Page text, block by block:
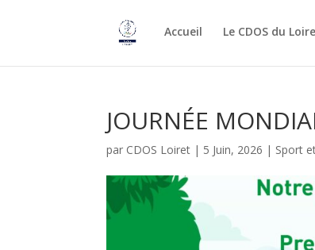
Accueil Le CDOS du
JOURNÉE
par CDOS Loiret | 5 Juin, 2026 | Sport